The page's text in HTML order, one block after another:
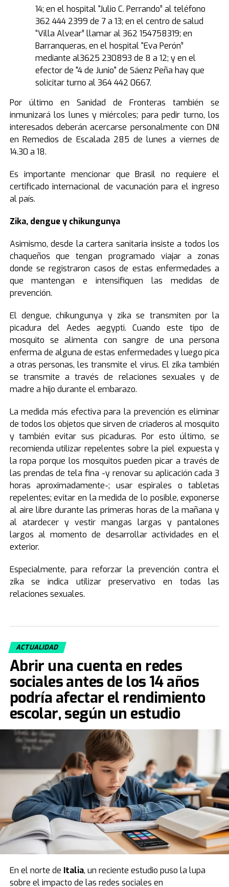
14; en el hospital “Julio C. Perrando” al teléfono
362 444 2399 de 7 a 13; en el centro de salud
“Villa Alvear” llamar al 362 154758319; en
Barranqueras, en el hospital “Eva Perón”
mediante al3625 230893 de 8 a 12; y en el
efector de "4 de Junio" de Sáenz Peña hay que
solicitar turno al 364 442 0667.
Por último en Sanidad de Fronteras también se
inmunizará los lunes y miércoles; para pedir turno, los
interesados deberán acercarse personalmente con DNI
en Remedios de Escalada 285 de lunes a viernes de
14.30 a 18.
Es importante mencionar que Brasil no requiere el
certificado internacional de vacunación para el ingreso
al país.
Zika, dengue y chikungunya
Asimismo, desde la cartera sanitaria insiste a todos los
chaqueños que tengan programado viajar a zonas
donde se registraron casos de estas enfermedades a
que mantengan e intensifiquen las medidas de
prevención.
El dengue, chikungunya y zika se transmiten por la
picadura del Aedes aegypti. Cuando este tipo de
mosquito se alimenta con sangre de una persona
enferma de alguna de estas enfermedades y luego pica
a otras personas, les transmite el virus. El zika también
se transmite a través de relaciones sexuales y de
madre a hijo durante el embarazo.
La medida más efectiva para la prevención es eliminar
de todos los objetos que sirven de criaderos al mosquito
y también evitar sus picaduras. Por esto último, se
recomienda utilizar repelentes sobre la piel expuesta y
la ropa porque los mosquitos pueden picar a través de
las prendas de tela fina -y renovar su aplicación cada 3
horas aproximadamente-; usar espirales o tabletas
repelentes; evitar en la medida de lo posible, exponerse
al aire libre durante las primeras horas de la mañana y
al atardecer y vestir mangas largas y pantalones
largos al momento de desarrollar actividades en el
exterior.
Especialmente, para reforzar la prevención contra el
zika se indica utilizar preservativo en todas las
relaciones sexuales.
ACTUALIDAD
Abrir una cuenta en redes
sociales antes de los 14 años
podría afectar el rendimiento
escolar, según un estudio
En el norte de Italia, un reciente estudio puso la lupa
sobre el impacto de las redes sociales en